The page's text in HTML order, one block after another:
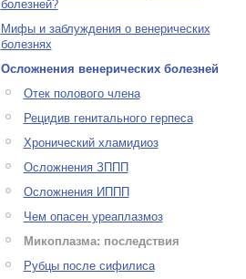
болезней?
Мифы и заблуждения о венерических
болезнях
Осложнения венерических болезней
Отек полового члена
Рецидив генитального герпеса
Хронический хламидиоз
Осложнения ЗППП
Осложнения ИППП
Чем опасен уреаплазмоз
Микоплазма: последствия
Рубцы после сифилиса